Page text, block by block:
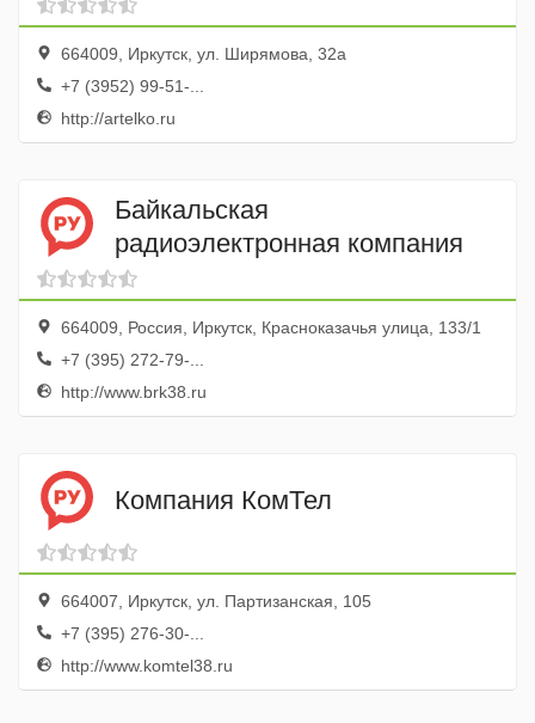
664009, Иркутск, ул. Ширямова, 32а
+7 (3952) 99-51-...
http://artelko.ru
Байкальская
радиоэлектронная компания
664009, Россия, Иркутск, Красноказачья улица, 133/1
+7 (395) 272-79-...
http://www.brk38.ru
Компания КомТел
664007, Иркутск, ул. Партизанская, 105
+7 (395) 276-30-...
http://www.komtel38.ru